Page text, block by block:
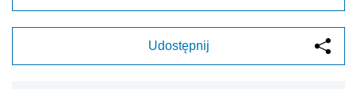
Udostępnij